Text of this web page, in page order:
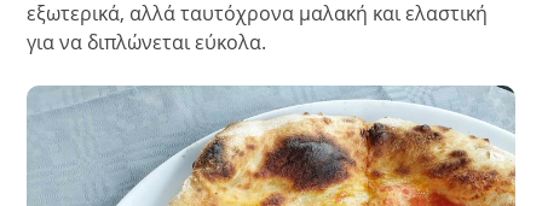
εξωτερικά, αλλά ταυτόχρονα μαλακή και ελαστική
για να διπλώνεται εύκολα.